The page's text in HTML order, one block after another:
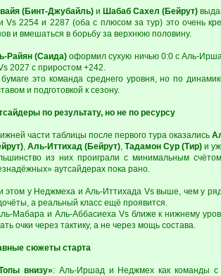
(Бинт-Джубайль)и Шабаб Сахел (Бейрут)
Vs 2254 и 2287 (оба с плюсом за тур) это очень
и вмешаться в борьбу за верхнюю половину.
Райян (Саида)оформил сухую ничью 0:0 с Аль-
2027 с приростом +242.
это команда среднего уровня, но по
и подготовкой к сезону.
по результату, но не по ресурсу
части таблицы после первого тура оказались
, Аль-Иттихад (Бейрут), Тадамон Сур (Тир)и
из них проиграли с минимальным
аутсайдерах пока рано.
этом у Неджмеха и Аль-Иттихада Vs выше, чем у
а реальный класс ещё проявится.
Мабара и Аль-Аббасиеха Vs ближе к нижнему
очки через тактику, а не через мощь состава.
сюжеты старта
внизу»: Аль-Иршад и Неджмех как команды